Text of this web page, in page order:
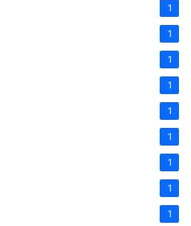
1
1
1
1
1
1
1
1
1